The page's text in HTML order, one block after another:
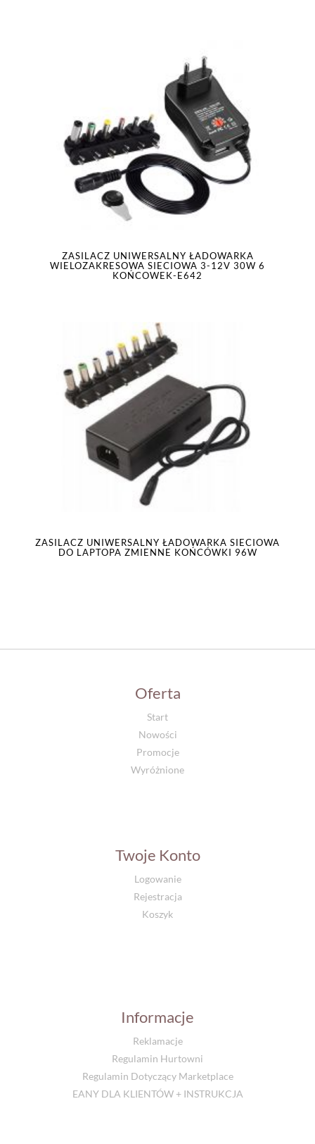
ZASILACZ UNIWERSALNY ŁADOWARKA
WIELOZAKRESOWA SIECIOWA 3-12V 30W 6
KOŃCOWEK-E642
ZASILACZ UNIWERSALNY ŁADOWARKA SIECIOWA
DO LAPTOPA ZMIENNE KOŃCÓWKI 96W
Oferta
Start
Nowości
Promocje
Wyróżnione
Twoje Konto
Logowanie
Rejestracja
Koszyk
Informacje
Reklamacje
Regulamin Hurtowni
Regulamin Dotyczący Marketplace
EANY DLA KLIENTÓW + INSTRUKCJA